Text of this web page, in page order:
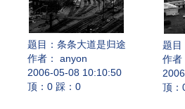
题目： 条条大道是归途
作者： anyon
2006-05-08 10:10:50
顶：0 踩：0
题目
作者
顶：